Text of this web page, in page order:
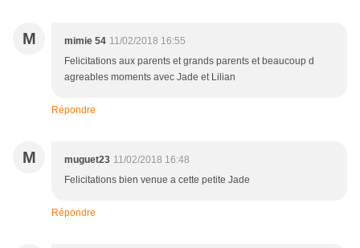
M mimie 54 11/02/2018 16:55
Felicitations aux parents et grands parents et beaucoup d
agreables moments avec Jade et Lilian
Répondre
M muguet23 11/02/2018 16:48
Felicitations bien venue a cette petite Jade
Répondre